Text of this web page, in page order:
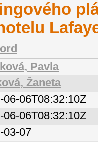
Pavla
Žaneta
06-06T08:32:10Z
06-06T08:32:10Z
03-07